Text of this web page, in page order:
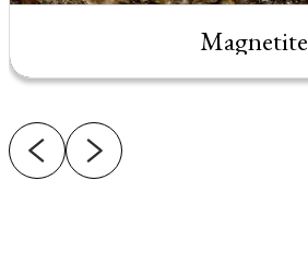
Magnetite